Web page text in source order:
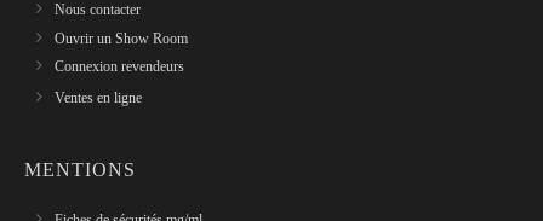
Nous contacter
Ouvrir un Show Room
Connexion revendeurs
Ventes en ligne
MENTIONS